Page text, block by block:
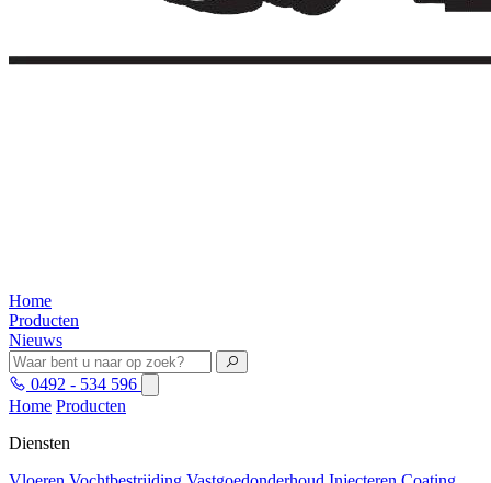
Home
Producten
Nieuws
0492 - 534 596
Home Producten
Diensten